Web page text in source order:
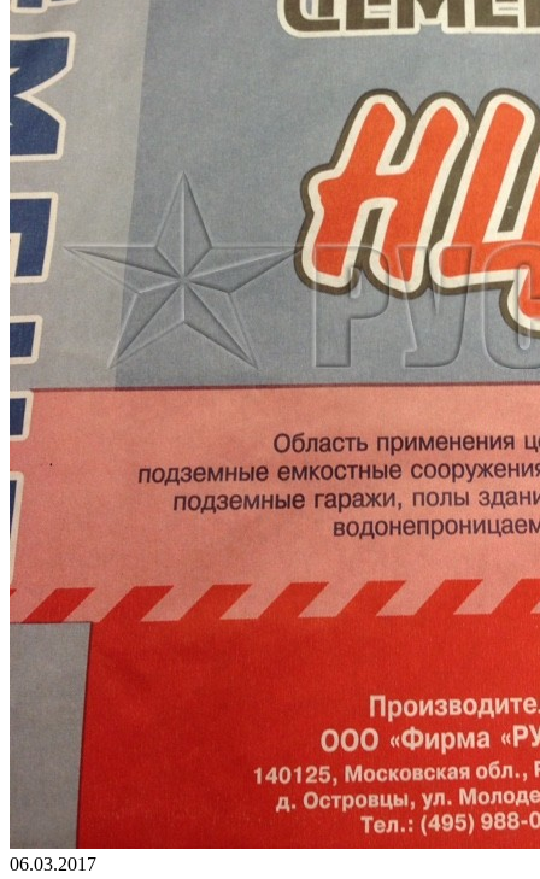
06.03.2017